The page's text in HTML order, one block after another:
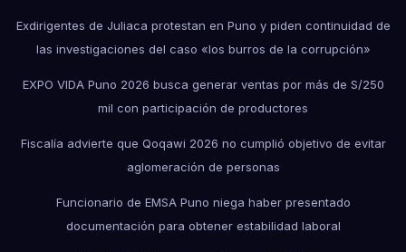
Exdirigentes de Juliaca protestan en Puno y piden continuidad de
las investigaciones del caso «los burros de la corrupción»
EXPO VIDA Puno 2026 busca generar ventas por más de S/250
mil con participación de productores
Fiscalía advierte que Qoqawi 2026 no cumplió objetivo de evitar
aglomeración de personas
Funcionario de EMSA Puno niega haber presentado
documentación para obtener estabilidad laboral